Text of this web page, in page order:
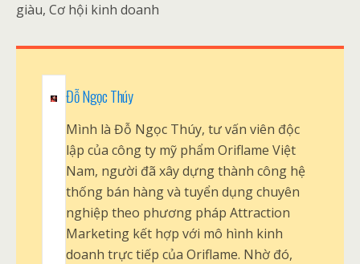
giàu, Cơ hội kinh doanh
Đỗ Ngọc Thúy
Mình là Đỗ Ngọc Thúy, tư vấn viên độc
lập của công ty mỹ phẩm Oriflame Việt
Nam, người đã xây dựng thành công hệ
thống bán hàng và tuyển dụng chuyên
nghiệp theo phương pháp Attraction
Marketing kết hợp với mô hình kinh
doanh trực tiếp của Oriflame. Nhờ đó,